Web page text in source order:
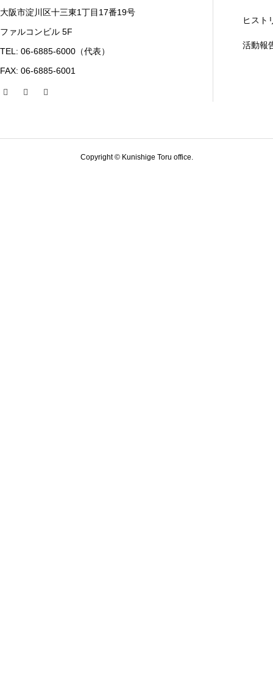
大阪市淀川区十三東1丁目17番19号
ファルコンビル 5F
TEL: 06-6885-6000（代表）
FAX: 06-6885-6001
ヒスト
活動報
Copyright © Kunishige Toru office.